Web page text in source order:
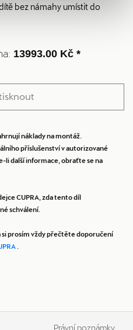
bez námahy umístit do
13993.00 Kč *
náklady na montáž.
příslušenství v autorizované
li další informace, obraťte se na
CUPRA, zda tento díl
schválení.
si prosím vždy přečtěte doporučení
Právní poznámky